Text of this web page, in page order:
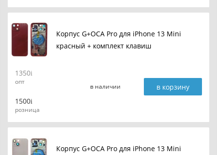
Корпус G+OCA Pro для iPhone 13 Mini
красный + комплект клавиш
1350
опт
1500
розница
в наличии в корзину
Корпус G+OCA Pro для iPhone 13 Mini